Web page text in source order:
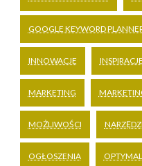
GOOGLE KEYWORD
INNOWACJE INSPIRACJE
MARKETING
MOŻLIWOŚCI
OGŁOSZENIA